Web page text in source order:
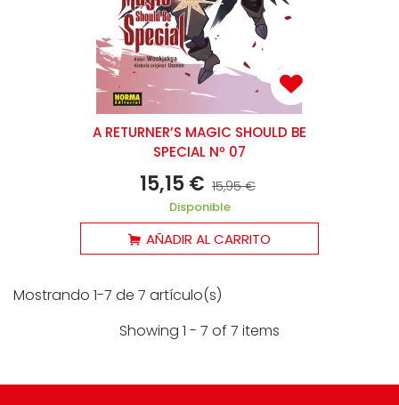
A RETURNER’S MAGIC SHOULD BE
SPECIAL Nº 07
15,15 € 15,95 €
Disponible
AÑADIR AL CARRITO
Mostrando 1-7 de 7 artículo(s)
Showing 1 - 7 of 7 items